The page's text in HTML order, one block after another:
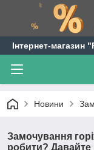
Інтернет-магазин
Новини
Замочування
робити?